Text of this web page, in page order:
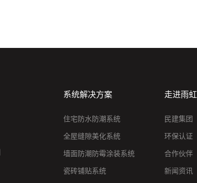
系统解决方案
住宅防水防潮系统
全屋缝隙美化系统
墙面防潮防霉涂装系统
瓷砖铺贴系统
走进雨虹
民建集团
环保认证
合作伙伴
新闻资讯